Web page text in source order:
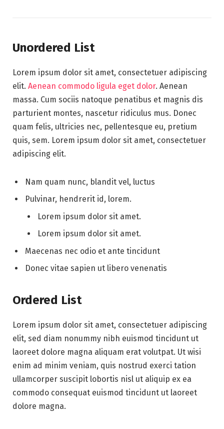
Unordered List
Lorem ipsum dolor sit amet, consectetuer adipiscing
elit. Aenean commodo ligula eget dolor. Aenean
massa. Cum sociis natoque penatibus et magnis dis
parturient montes, nascetur ridiculus mus. Donec
quam felis, ultricies nec, pellentesque eu, pretium
quis, sem. Lorem ipsum dolor sit amet, consectetuer
adipiscing elit.
Nam quam nunc, blandit vel, luctus
Pulvinar, hendrerit id, lorem.
Lorem ipsum dolor sit amet.
Lorem ipsum dolor sit amet.
Maecenas nec odio et ante tincidunt
Donec vitae sapien ut libero venenatis
Ordered List
Lorem ipsum dolor sit amet, consectetuer adipiscing
elit, sed diam nonummy nibh euismod tincidunt ut
laoreet dolore magna aliquam erat volutpat. Ut wisi
enim ad minim veniam, quis nostrud exerci tation
ullamcorper suscipit lobortis nisl ut aliquip ex ea
commodo consequat euismod tincidunt ut laoreet
dolore magna.